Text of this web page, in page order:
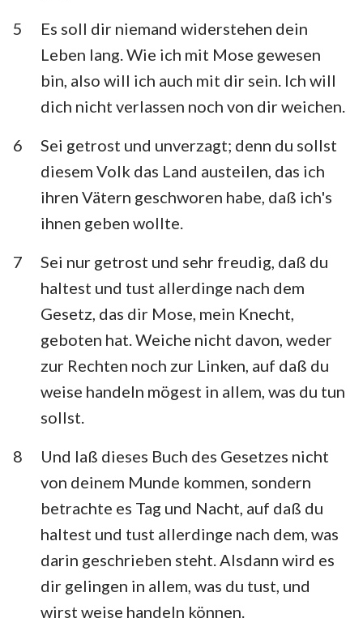
5
Es soll dir niemand widerstehen dein
Leben lang. Wie ich mit Mose gewesen
bin, also will ich auch mit dir sein. Ich will
dich nicht verlassen noch von dir weichen.
6
Sei getrost und unverzagt; denn du sollst
diesem Volk das Land austeilen, das ich
ihren Vätern geschworen habe, daß ich's
ihnen geben wollte.
7
Sei nur getrost und sehr freudig, daß du
haltest und tust allerdinge nach dem
Gesetz, das dir Mose, mein Knecht,
geboten hat. Weiche nicht davon, weder
zur Rechten noch zur Linken, auf daß du
weise handeln mögest in allem, was du tun
sollst.
8
Und laß dieses Buch des Gesetzes nicht
von deinem Munde kommen, sondern
betrachte es Tag und Nacht, auf daß du
haltest und tust allerdinge nach dem, was
darin geschrieben steht. Alsdann wird es
dir gelingen in allem, was du tust, und
wirst weise handeln können.